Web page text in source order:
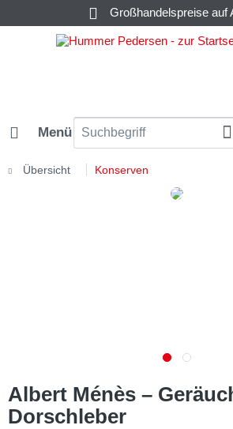
Großhandelspreise auf
Menü
Übersicht Konserven
Albert Ménès –
Dorschleber